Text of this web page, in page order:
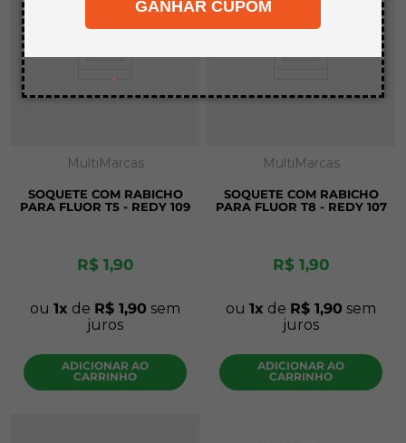
GANHAR CUPOM
.
MultiMarcas
SOQUETE COM RABICHO
PARA FLUOR T5 - REDY 109
R$ 1,90
ou 1 de R$ 1,90 sem
juros
ADICIONAR AO
CARRINHO
MultiMarcas
SOQUETE COM RABICHO
PARA FLUOR T8 - REDY 107
R$ 1,90
ou 1 de R$ 1,90 sem
juros
ADICIONAR AO
CARRINHO